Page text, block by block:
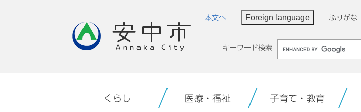
本文へ Foreign language ふりがな
キーワード検索
くらし 医療・福祉 子育て・教育